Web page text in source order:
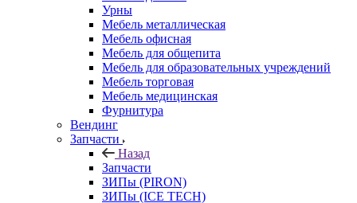
Урны
Мебель металлическая
Мебель офисная
Мебель для общепита
Мебель для образовательных учреждений
Мебель торговая
Мебель медицинская
Фурнитура
Вендинг
Запчасти
Назад
Запчасти
ЗИПы (PIRON)
ЗИПы (ICE TECH)